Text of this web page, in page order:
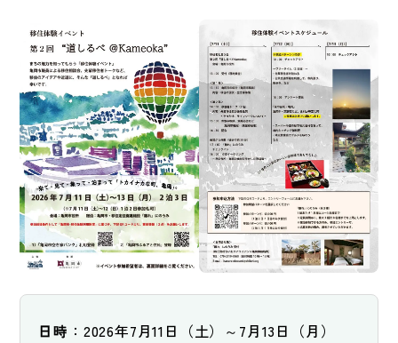
日時 ：2026年7月11日（土）～7月13日（月）